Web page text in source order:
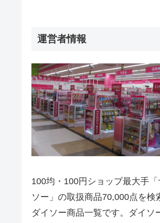
運営者情報
100均・100円ショップ最大手「
ソー」の取扱商品70,000点を検
ダイソー商品一覧です。ダイソ